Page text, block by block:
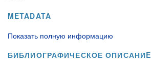
METADATA
Показать полную информацию
БИБЛИОГРАФИЧЕСКОЕ ОПИСАНИE